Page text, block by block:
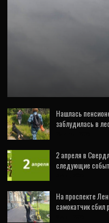
Нашлась
заблудилась в
2 апреля в
следующие
На проспекте
самокатчик сбил